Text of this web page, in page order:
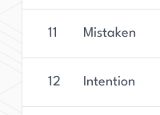
11 Mistaken
12 Intention